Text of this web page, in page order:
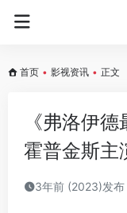
首页 • 影视资讯 • 正文
《弗洛伊
霍普金斯主
3年前 (2023)发布